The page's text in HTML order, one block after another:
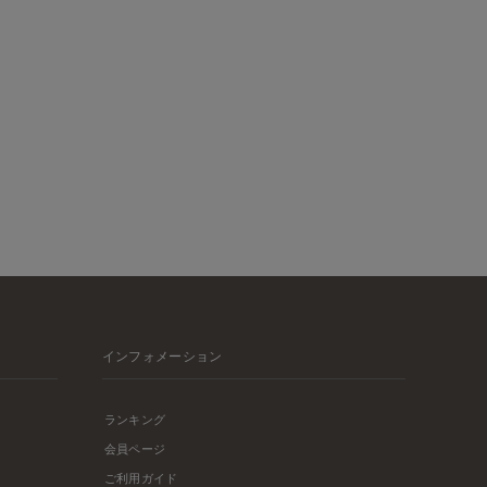
インフォメーション
ランキング
会員ページ
ご利用ガイド